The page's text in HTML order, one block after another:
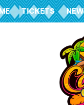
TICKETS